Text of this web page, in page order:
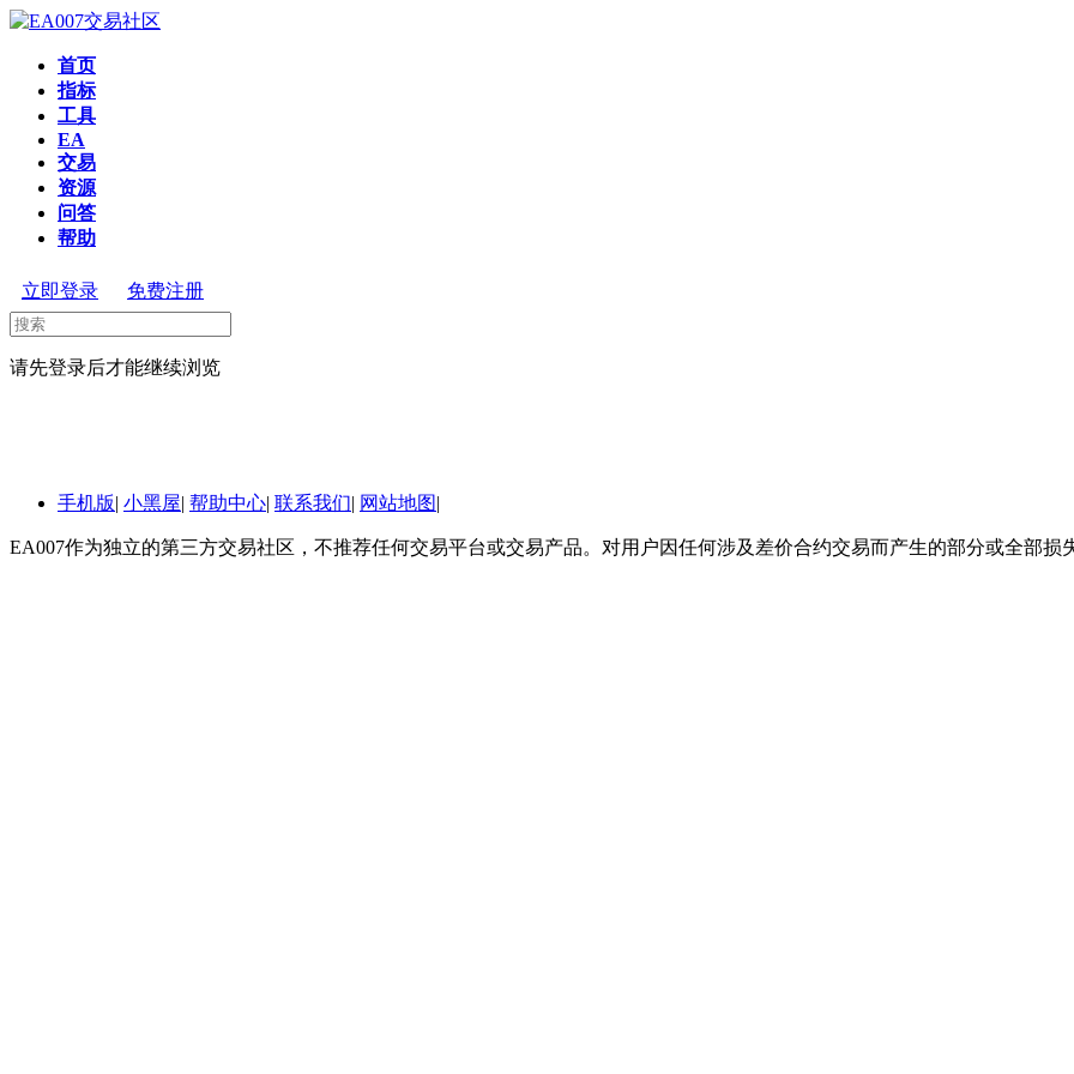
首页
指标
工具
EA
交易
资源
问答
帮助
立即登录 免费注册
请先登录后才能继续浏览
手机版| 小黑屋| 帮助中心| 联系我们| 网站地图|
EA007作为独立的第三方交易社区，不推荐任何交易平台或交易产品。对用户因任何涉及差价合约交易而产生的部分或全部损